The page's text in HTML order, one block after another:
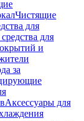
Чистящие
для
для
и
за
Аксессуары для